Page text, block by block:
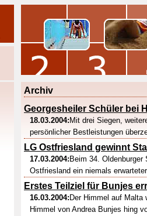
Archiv
Georgesheiler Schüler bei
18.03.2004: Mit drei Siegen,
persönlicher Bestleistungen
LG Ostfriesland gewinnt
17.03.2004: Beim 34.
Ostfriesland ein niemals
Erstes Teilziel für Bunjes
16.03.2004: Der Himmel auf Malta
Himmel von Andrea Bunjes hing